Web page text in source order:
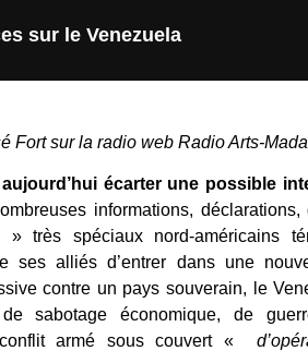
sur le Venezuela
Fort sur la radio web Radio Arts-
écarter une possible
informations,
très spéciaux nord-américains
ses alliés d’entrer dans une
contre un pays souverain, le
sabotage économique, de
armé sous couvert «